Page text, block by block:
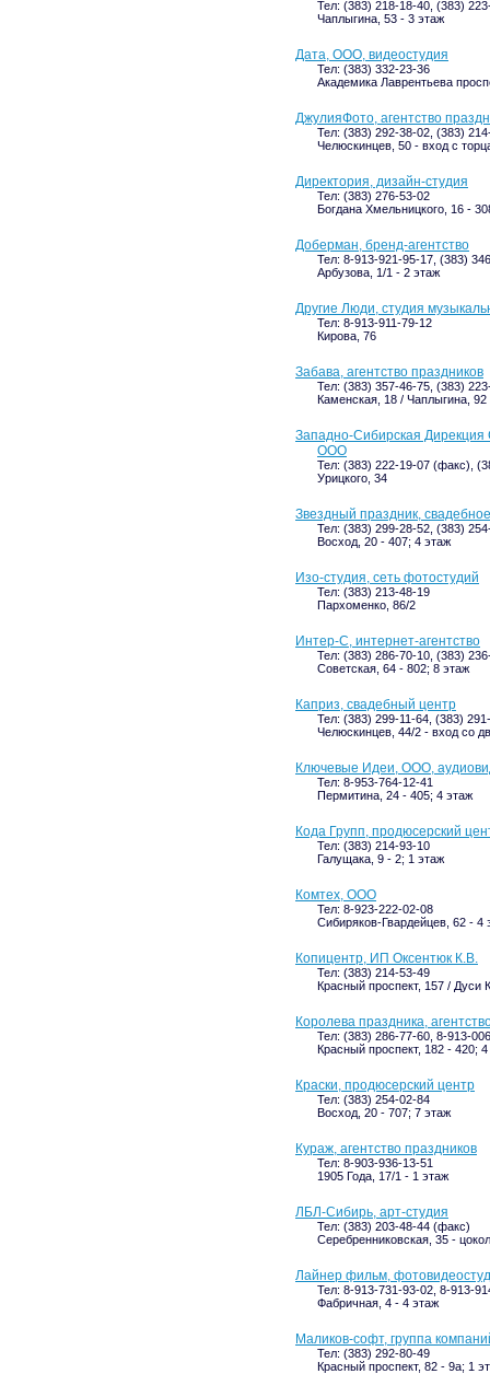
Тел: (383) 218-18-40, (383)
Чаплыгина, 53 - 3 этаж
Дата, ООО, видеостудия
Тел: (383) 332-23-36
Академика Лаврентьева
ДжулияФото, агентство
Тел: (383) 292-38-02, (383)
Челюскинцев, 50 - вход с
Директория, дизайн-студия
Тел: (383) 276-53-02
Богдана Хмельницкого, 16 -
Доберман, бренд-агентство
Тел: 8-913-921-95-17, (383)
Арбузова, 1/1 - 2 этаж
Другие Люди, студия
Тел: 8-913-911-79-12
Кирова, 76
Забава, агентство праздников
Тел: (383) 357-46-75, (383)
Каменская, 18 / Чаплыгина, 92
Западно-Сибирская
ООО
Тел: (383) 222-19-07 (факс),
Урицкого, 34
Звездный праздник,
Тел: (383) 299-28-52, (383)
Восход, 20 - 407; 4 этаж
Изо-студия, сеть фотостудий
Тел: (383) 213-48-19
Пархоменко, 86/2
Интер-С, интернет-агентство
Тел: (383) 286-70-10, (383)
Советская, 64 - 802; 8 этаж
Каприз, свадебный центр
Тел: (383) 299-11-64, (383)
Челюскинцев, 44/2 - вход со
Ключевые Идеи, ООО,
Тел: 8-953-764-12-41
Пермитина, 24 - 405; 4 этаж
Кода Групп, продюсерский
Тел: (383) 214-93-10
Галущака, 9 - 2; 1 этаж
Комтех, ООО
Тел: 8-923-222-02-08
Сибиряков-Гвардейцев, 62 - 4
Копицентр, ИП Оксентюк К.В.
Тел: (383) 214-53-49
Красный проспект, 157 / Дуси
Королева праздника,
Тел: (383) 286-77-60, 8-913-
Красный проспект, 182 - 420;
Краски, продюсерский центр
Тел: (383) 254-02-84
Восход, 20 - 707; 7 этаж
Кураж, агентство праздников
Тел: 8-903-936-13-51
1905 Года, 17/1 - 1 этаж
ЛБЛ-Сибирь, арт-студия
Тел: (383) 203-48-44 (факс)
Серебренниковская, 35 -
Лайнер фильм,
Тел: 8-913-731-93-02, 8-913-
Фабричная, 4 - 4 этаж
Маликов-софт, группа
Тел: (383) 292-80-49
Красный проспект, 82 - 9а; 1